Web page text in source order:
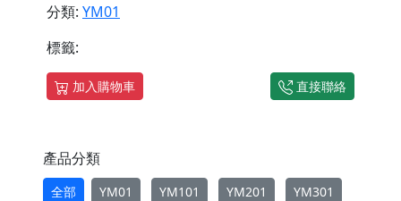
分類: YM01
標籤:
加入購物車 直接聯絡
產品分類
全部 YM01 YM101 YM201 YM301